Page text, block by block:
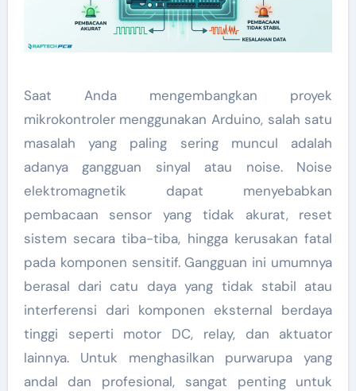
Saat Anda mengembangkan proyek
mikrokontroler menggunakan Arduino, salah satu
masalah yang paling sering muncul adalah
adanya gangguan sinyal atau noise. Noise
elektromagnetik dapat menyebabkan
pembacaan sensor yang tidak akurat, reset
sistem secara tiba-tiba, hingga kerusakan fatal
pada komponen sensitif. Gangguan ini umumnya
berasal dari catu daya yang tidak stabil atau
interferensi dari komponen eksternal berdaya
tinggi seperti motor DC, relay, dan aktuator
lainnya. Untuk menghasilkan purwarupa yang
andal dan profesional, sangat penting untuk